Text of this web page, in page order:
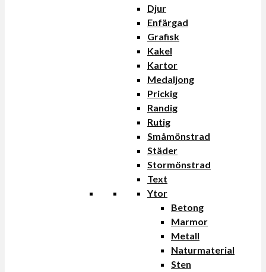
Djur
Enfärgad
Grafisk
Kakel
Kartor
Medaljong
Prickig
Randig
Rutig
Småmönstrad
Städer
Stormönstrad
Text
Ytor
Betong
Marmor
Metall
Naturmaterial
Sten